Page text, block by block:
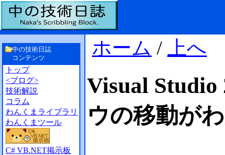
ホーム / 上へ
Visual
ウの移動が
中の技術日誌
コンテンツ
トップ
<ブログ>
技術解説
コラム
わんくまライブラリ
わんくまツール
C# VB.NET掲示板